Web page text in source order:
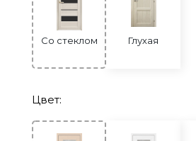
Раздвижные двери
РАСПРОДАЖА
Со стеклом Глухая
Цвет: